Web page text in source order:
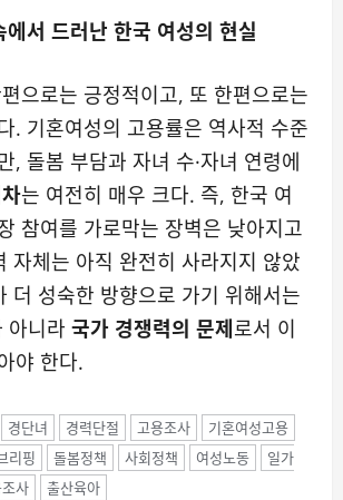
서 드러난 한국 여성의 현실
으로는 긍정적이고, 또 한편으로는
. 기혼여성의 고용률은 역사적 수준
, 돌봄 부담과 자녀 수·자녀 연령에
는 여전히 매우 크다. 즉, 한국 여
참여를 가로막는 장벽은 낮아지고
자체는 아직 완전히 사라지지 않았
더 성숙한 방향으로 가기 위해서는
아니라 국가 경쟁력의 문제로서 이
야 한다.
경단녀 경력단절 고용조사
기혼여성고용
리핑 돌봄정책 사회정책 여성노동
일가
사 출산육아